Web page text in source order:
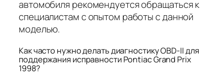
автомобиля рекомендуется обращаться к
специалистам с опытом работы с данной
моделью.
Как часто нужно делать диагностику OBD-II для
поддержания исправности Pontiac Grand Prix
1998?